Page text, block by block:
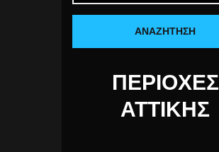
ΠΕΡΙΟΧΈΣ
ΑΤΤΙΚΉΣ